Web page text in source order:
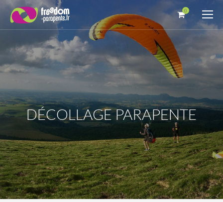
0
DÉCOLLAGE PARAPENTE
Panneau de gestion des cookies